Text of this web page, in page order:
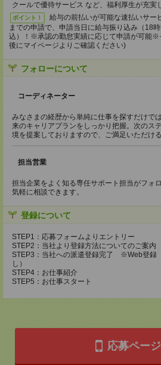
クールで優待サービス など、福利厚生が充実
ポイント！
給与の前払いが可能な速払いサー
までの申請で、申請当日に給与振り込み（18
込）！※承認の勤怠実績に応じて申請が可能※
後にマイページよりご確認ください)
フォローについて
コーディネーター
みなさまの経歴から単純に仕事を探すだけで
来のキャリアプランをしっかり把握。次のス
境を提案しておりますので、ご満足いただけ
担当営業
担当企業をよく知る専任サポート担当がフォ
気軽に相談できます。
登録について
STEP1：応募フォームよりエントリー
STEP2：当社より登録方法についてのご案内
STEP3：当社への派遣登録完了 ※Web登録
し）
STEP4：お仕事紹介
STEP5：お仕事スタート
応募ペー